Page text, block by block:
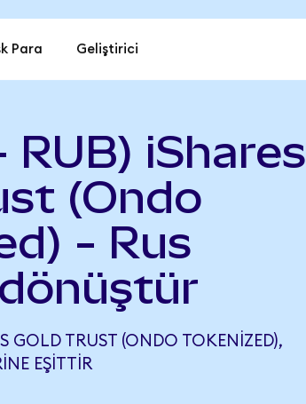
Para Geliştirici
RUB) iShares
(Ondo
- Rus
GOLD TRUST (ONDO TOKENIZED),
EŞITTIR